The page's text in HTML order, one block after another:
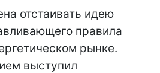
отстаивать идею
правила
рынке.
выступил